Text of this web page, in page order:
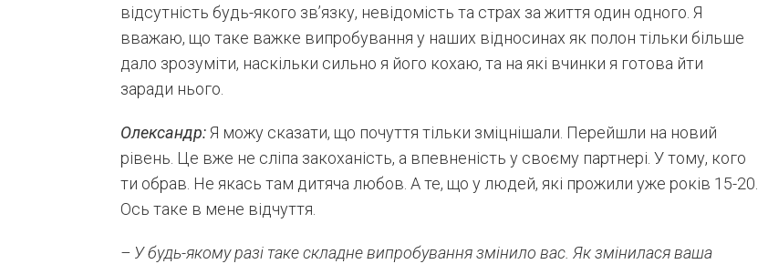
відсутність будь-якого зв’язку, невідомість та страх за життя один одного. Я
вважаю, що таке важке випробування у наших відносинах як полон тільки більше
дало зрозуміти, наскільки сильно я його кохаю, та на які вчинки я готова йти
заради нього.
Олександр:Я можу сказати, що почуття тільки зміцнішали. Перейшли на новий
рівень. Це вже не сліпа закоханість, а впевненість у своєму партнері. У тому, кого
ти обрав. Не якась там дитяча любов. А те, що у людей, які прожили уже років 15-20.
Ось таке в мене відчуття.
– У будь-якому разі таке складне випробування змінило вас. Як змінилася ваша